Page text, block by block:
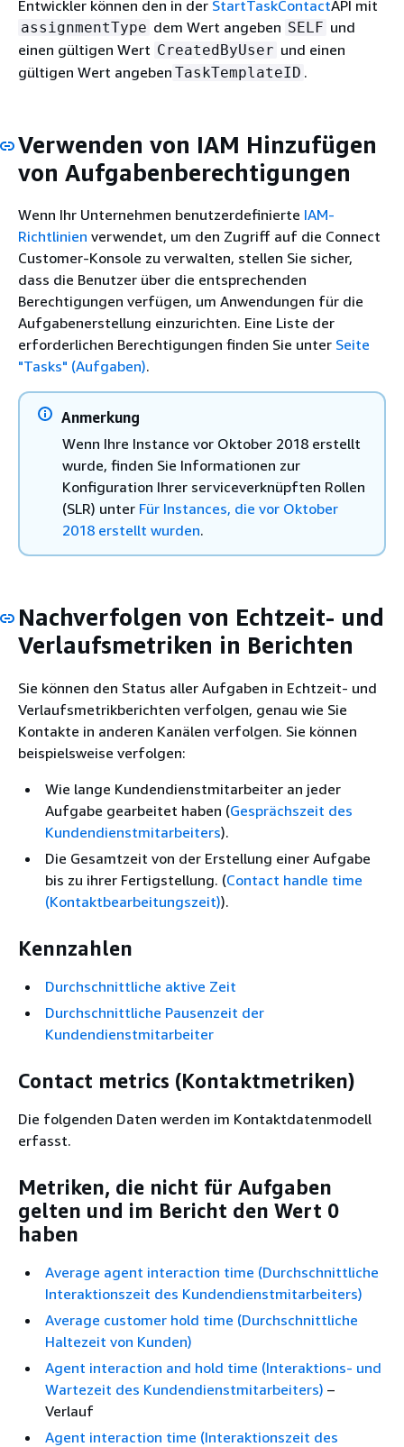
Entwickler können den in der StartTaskContactAPI mit
assignmentType dem Wert angeben SELF und
einen gültigen Wert CreatedByUser und einen
gültigen Wert angeben TaskTemplateID .
Verwenden von IAM Hinzufügen
von Aufgabenberechtigungen
Wenn Ihr Unternehmen benutzerdefinierte IAM-
Richtlinien verwendet, um den Zugriff auf die Connect
Customer-Konsole zu verwalten, stellen Sie sicher,
dass die Benutzer über die entsprechenden
Berechtigungen verfügen, um Anwendungen für die
Aufgabenerstellung einzurichten. Eine Liste der
erforderlichen Berechtigungen finden Sie unter Seite
"Tasks" (Aufgaben).
Anmerkung
Wenn Ihre Instance vor Oktober 2018 erstellt
wurde, finden Sie Informationen zur
Konfiguration Ihrer serviceverknüpften Rollen
(SLR) unter Für Instances, die vor Oktober
2018 erstellt wurden.
Nachverfolgen von Echtzeit- und
Verlaufsmetriken in Berichten
Sie können den Status aller Aufgaben in Echtzeit- und
Verlaufsmetrikberichten verfolgen, genau wie Sie
Kontakte in anderen Kanälen verfolgen. Sie können
beispielsweise verfolgen:
Wie lange Kundendienstmitarbeiter an jeder
Aufgabe gearbeitet haben (Gesprächszeit des
Kundendienstmitarbeiters).
Die Gesamtzeit von der Erstellung einer Aufgabe
bis zu ihrer Fertigstellung. (Contact handle time
(Kontaktbearbeitungszeit)).
Kennzahlen
Durchschnittliche aktive Zeit
Durchschnittliche Pausenzeit der
Kundendienstmitarbeiter
Contact metrics (Kontaktmetriken)
Die folgenden Daten werden im Kontaktdatenmodell
erfasst.
Metriken, die nicht für Aufgaben
gelten und im Bericht den Wert 0
haben
Average agent interaction time (Durchschnittliche
Interaktionszeit des Kundendienstmitarbeiters)
Average customer hold time (Durchschnittliche
Haltezeit von Kunden)
Agent interaction and hold time (Interaktions- und
Wartezeit des Kundendienstmitarbeiters) –
Verlauf
Agent interaction time (Interaktionszeit des